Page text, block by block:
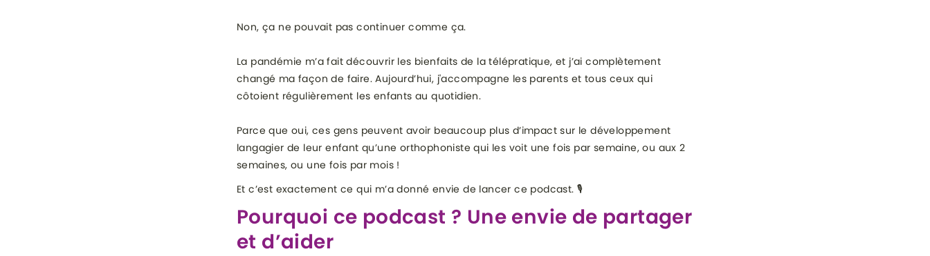
Non, ça ne pouvait pas continuer comme ça.
La pandémie m’a fait découvrir les bienfaits de la télépratique, et j’ai complètement
changé ma façon de faire. Aujourd’hui, j'accompagne les parents et tous ceux qui
côtoient régulièrement les enfants au quotidien.
Parce que oui, ces gens peuvent avoir beaucoup plus d’impact sur le développement
langagier de leur enfant qu’une orthophoniste qui les voit une fois par semaine, ou aux 2
semaines, ou une fois par mois !
Et c’est exactement ce qui m’a donné envie de lancer ce podcast. 🎙️
Pourquoi ce podcast ? Une envie de partager
et d’aider